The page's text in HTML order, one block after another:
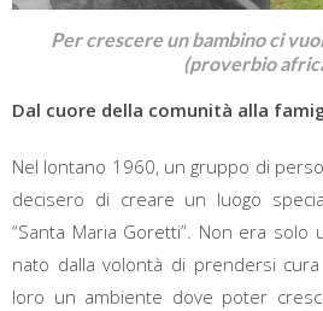
Per crescere un bambino ci
(proverbio
Dal cuore della comunità alla
Nel lontano 1960, un gruppo di
decisero di creare un luogo
“Santa Maria Goretti”. Non era solo
nato dalla volontà di prendersi
loro un ambiente dove poter